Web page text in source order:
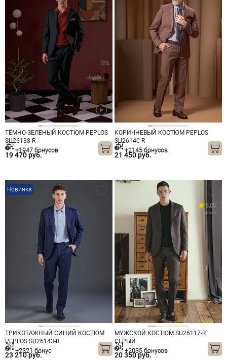
ТЁМНО-ЗЕЛЕНЫЙ КОСТЮМ PEPLOS
SU26138-R
19 470 руб.
+1947 бонусов
КОРИЧНЕВЫЙ КОСТЮМ PEPLOS
SU26140-R
21 450 руб.
+2145 бонусов
Новинка
ТРИКОТАЖНЫЙ СИНИЙ КОСТЮМ
PEPLOS SU26143-R
23 210 руб.
+2321 бонус
МУЖСКОЙ КОСТЮМ SU26117-R
СЕРЫЙ
5,00
1 отзыв
20 350 руб.
+2035 бонусов